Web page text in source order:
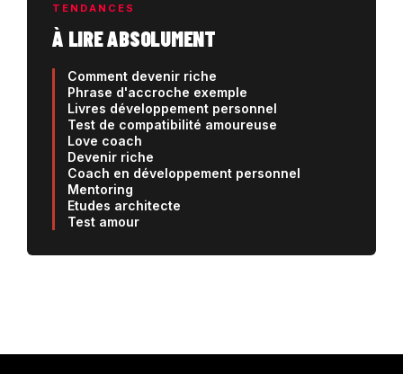
TENDANCES
À LIRE ABSOLUMENT
Comment devenir riche
Phrase d'accroche exemple
Livres développement personnel
Test de compatibilité amoureuse
Love coach
Devenir riche
Coach en développement personnel
Mentoring
Etudes architecte
Test amour